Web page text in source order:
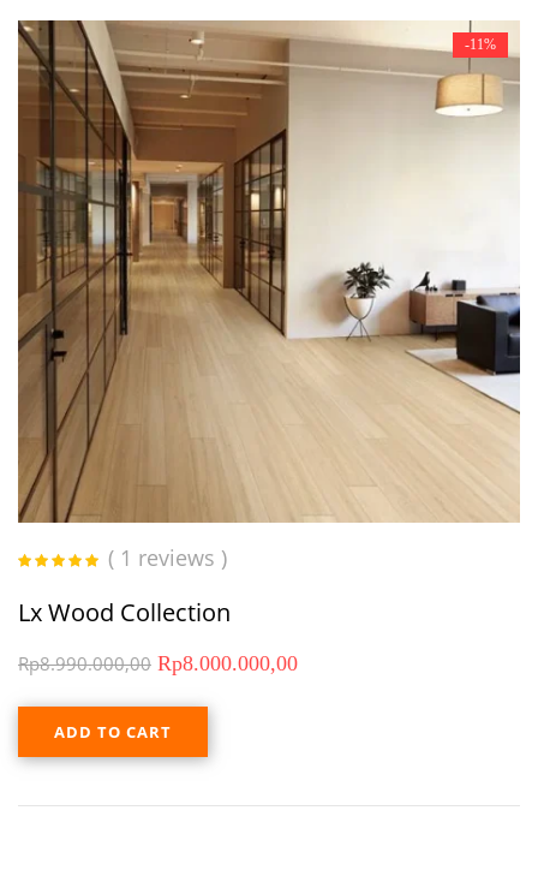
-11%
( 1 reviews )
Lx Wood Collection
Rp8.990.000,00 Rp8.000.000,00
ADD TO CART